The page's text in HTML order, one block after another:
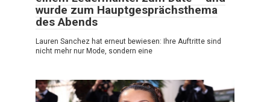
wurde zum Hauptgesprächsthema
des Abends
Lauren Sanchez hat erneut bewiesen: Ihre Auftritte sind
nicht mehr nur Mode, sondern eine